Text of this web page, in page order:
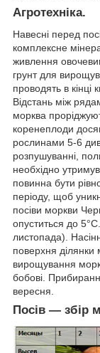
Агротехніка.
Навесні перед
комплексне
живлення овочевим
грунт для
проводять в кінці
Відстань між
морква
коренеплоди
рослинами 5-6
розпушуванні,
необхідно
повинна бути
періоду, щоб
посіви моркви
опуститься до
листопада).
поверхня
вирощування
бобові.
вересня.
Посів ― збір